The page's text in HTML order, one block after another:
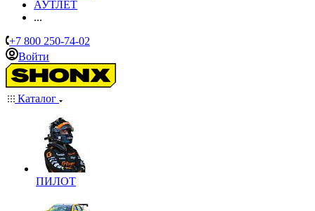
АУТЛЕТ
...
+7 800 250-74-02
Войти
Каталог
ПИЛОТ